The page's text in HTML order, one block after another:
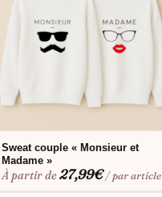
Sweat couple « Monsieur et
Madame »
À partir de27,99€ / par article